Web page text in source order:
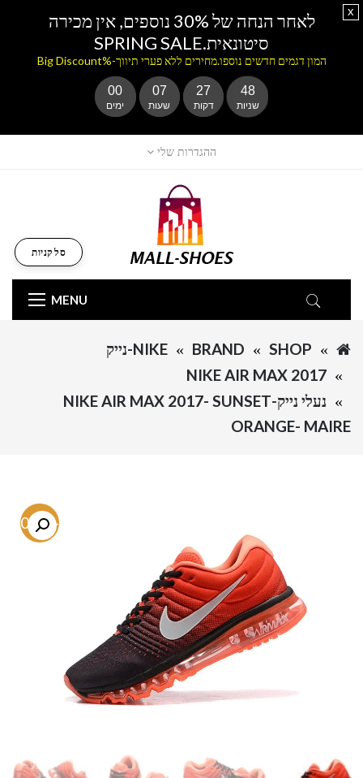
ההגדרות שלי
MENU
סל קניות
SHOP
BRAND
NIKE-נייק
NIKE AIR MAX 2017
נעלי נייק-NIKE AIR MAX 2017- SUNSET
ORANGE- MAIRE
-50.9%
לאחר הנחה של 30% נוספים, אין מכירה
סיטונאית.SPRING SALE
המון דגמים חדשים נוספו.מחירים ללא פערי תיווך-%Big Discount
00
ימים
07
שעות
27
דקות
47
שניות
x